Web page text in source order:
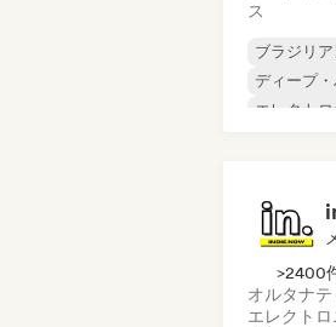
ス
ブラジリ
ディープ
エレクト
>2400
オルタナ
エレクト